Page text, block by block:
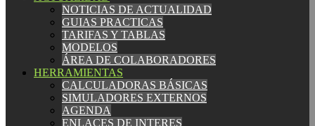
NOTICIAS DE ACTUALIDAD
GUIAS PRACTICAS
TARIFAS Y TABLAS
MODELOS
ÁREA DE COLABORADORES
HERRAMIENTAS
CALCULADORAS BÁSICAS
SIMULADORES EXTERNOS
AGENDA
ENLACES DE INTERES
NOTICIAS DE ACTUALIDAD
GUIAS PRACTICAS
TARIFAS Y TABLAS
MODELOS
ÁREA DE COLABORADORES
HERRAMIENTAS
CALCULADORAS BÁSICAS
SIMULADORES EXTERNOS
AGENDA
ENLACES DE INTERES